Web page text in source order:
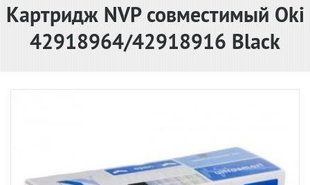
Картридж NVP совместимый Oki
42918964/42918916 Black